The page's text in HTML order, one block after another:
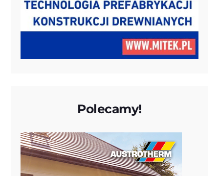
Polecamy!